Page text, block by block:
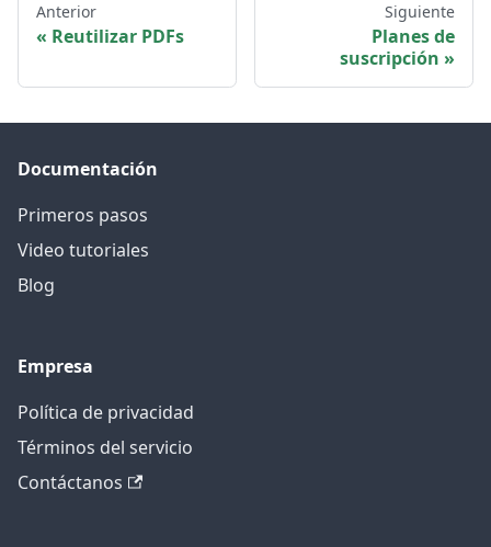
Anterior
Reutilizar PDFs
Siguiente
Planes de
suscripción
Documentación
Primeros pasos
Video tutoriales
Blog
Empresa
Política de privacidad
Términos del servicio
Contáctanos